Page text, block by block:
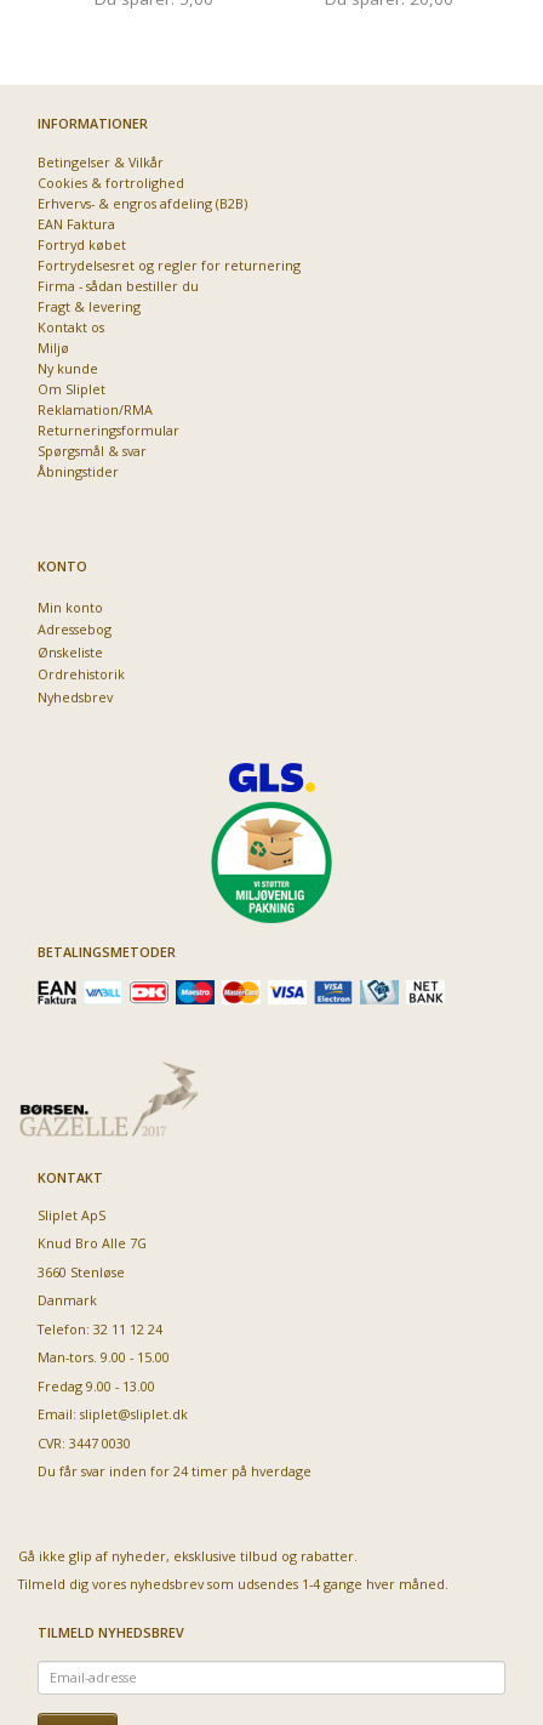
INFORMATIONER
Betingelser & Vilkår
Cookies & fortrolighed
Erhvervs- & engros afdeling (B2B)
EAN Faktura
Fortryd købet
Fortrydelsesret og regler for returnering
Firma - sådan bestiller du
Fragt & levering
Kontakt os
Miljø
Ny kunde
Om Sliplet
Reklamation/RMA
Returneringsformular
Spørgsmål & svar
Åbningstider
KONTO
Min konto
Adressebog
Ønskeliste
Ordrehistorik
Nyhedsbrev
BETALINGSMETODER
KONTAKT
Sliplet ApS
Knud Bro Alle 7G
3660 Stenløse
Danmark
Telefon: 32 11 12 24
Man-tors. 9.00 - 15.00
Fredag 9.00 - 13.00
Email: sliplet@sliplet.dk
CVR: 3447 0030
Du får svar inden for 24 timer på hverdage
Gå ikke glip af nyheder, eksklusive tilbud og rabatter.
Tilmeld dig vores nyhedsbrev som udsendes 1-4 gange hver måned.
TILMELD NYHEDSBREV
Email-
adresse
Priser fra kun 29,95